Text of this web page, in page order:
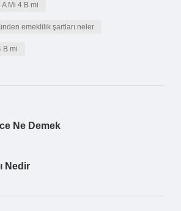
A Mi 4 B mi
emeklilik şartları neler
B mi
Ne Demek
Nedir